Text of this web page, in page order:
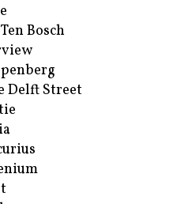
Bosch
Delft Street